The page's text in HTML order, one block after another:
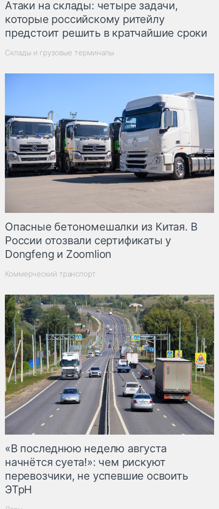
Атаки на склады: четыре задачи,
которые российскому ритейлу
предстоит решить в кратчайшие сроки
Склады и грузовые терминалы
Опасные бетономешалки из Китая. В
России отозвали сертификаты у
Dongfeng и Zoomlion
Коммерческий транспорт
«В последнюю неделю августа
начнётся суета!»: чем рискуют
перевозчики, не успевшие освоить
ЭТрН